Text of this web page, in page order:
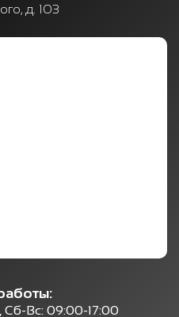
д. 103
Сб-Вс: 09:00-17:00